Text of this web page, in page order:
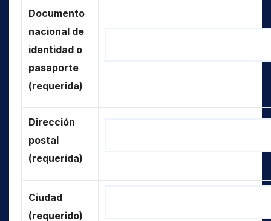
Documento
nacional de
identidad o
pasaporte
(requerida)
Dirección
postal
(requerida)
Ciudad
(requerido)